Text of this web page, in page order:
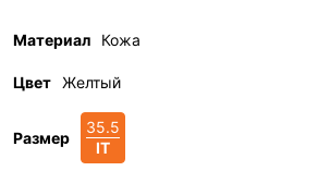
Материал Кожа
Цвет Желтый
Размер
35.5
IT